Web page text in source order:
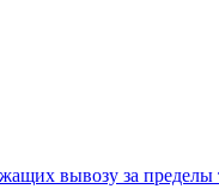
вывозу за